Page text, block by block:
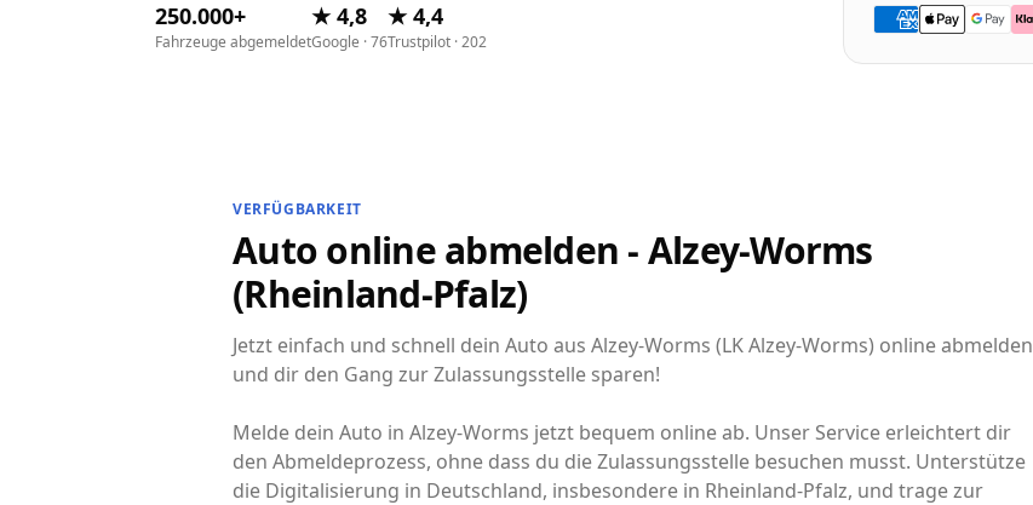
250.000+
Fahrzeuge abgemeldet
★ 4,8
Google · 76
★ 4,4
Trustpilot · 202
VERFÜGBARKEIT
Auto online abmelden - Alzey-Worms
(Rheinland-Pfalz)
Jetzt einfach und schnell dein Auto aus Alzey-Worms (LK Alzey-Worms) online abmelden
und dir den Gang zur Zulassungsstelle sparen!
Melde dein Auto in Alzey-Worms jetzt bequem online ab. Unser Service erleichtert dir
den Abmeldeprozess, ohne dass du die Zulassungsstelle besuchen musst. Unterstütze
die Digitalisierung in Deutschland, insbesondere in Rheinland-Pfalz, und trage zur